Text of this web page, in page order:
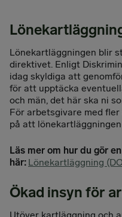
Lönekartläggningen blir
direktivet. Enligt
idag skyldiga att
för att upptäcka
och män, det här ska ni
För arbetsgivare med
på att
Läs mer om hur du gör
här: Lönekartläggning
Ökad insyn för